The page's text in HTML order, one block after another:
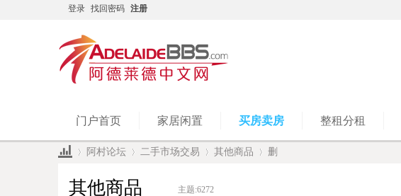
登录 找回密码 注册
门户首页 家居闲置 买房卖房 整租分租
阿村论坛 二手市场交易 其他商品 删
其他商品 主题:6272